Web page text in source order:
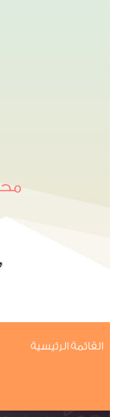
القائمة الرئيسية